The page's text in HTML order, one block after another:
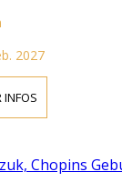
2027
INFOS